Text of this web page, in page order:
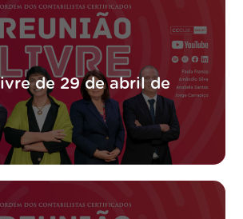
de 29 de abril de